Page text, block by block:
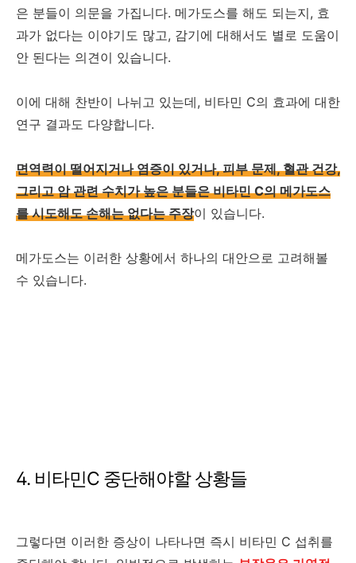
은 분들이 의문을 가집니다. 메가도스를 해도 되는지, 효
과가 없다는 이야기도 많고, 감기에 대해서도 별로 도움이
안 된다는 의견이 있습니다.
이에 대해 찬반이 나뉘고 있는데, 비타민 C의 효과에 대한
연구 결과도 다양합니다.
면역력이 떨어지거나 염증이 있거나, 피부 문제, 혈관 건강,
그리고 암 관련 수치가 높은 분들은 비타민 C의 메가도스
를 시도해도 손해는 없다는 주장이 있습니다.
메가도스는 이러한 상황에서 하나의 대안으로 고려해볼
수 있습니다.
4. 비타민C 중단해야할 상황들
그렇다면 이러한 증상이 나타나면 즉시 비타민 C 섭취를